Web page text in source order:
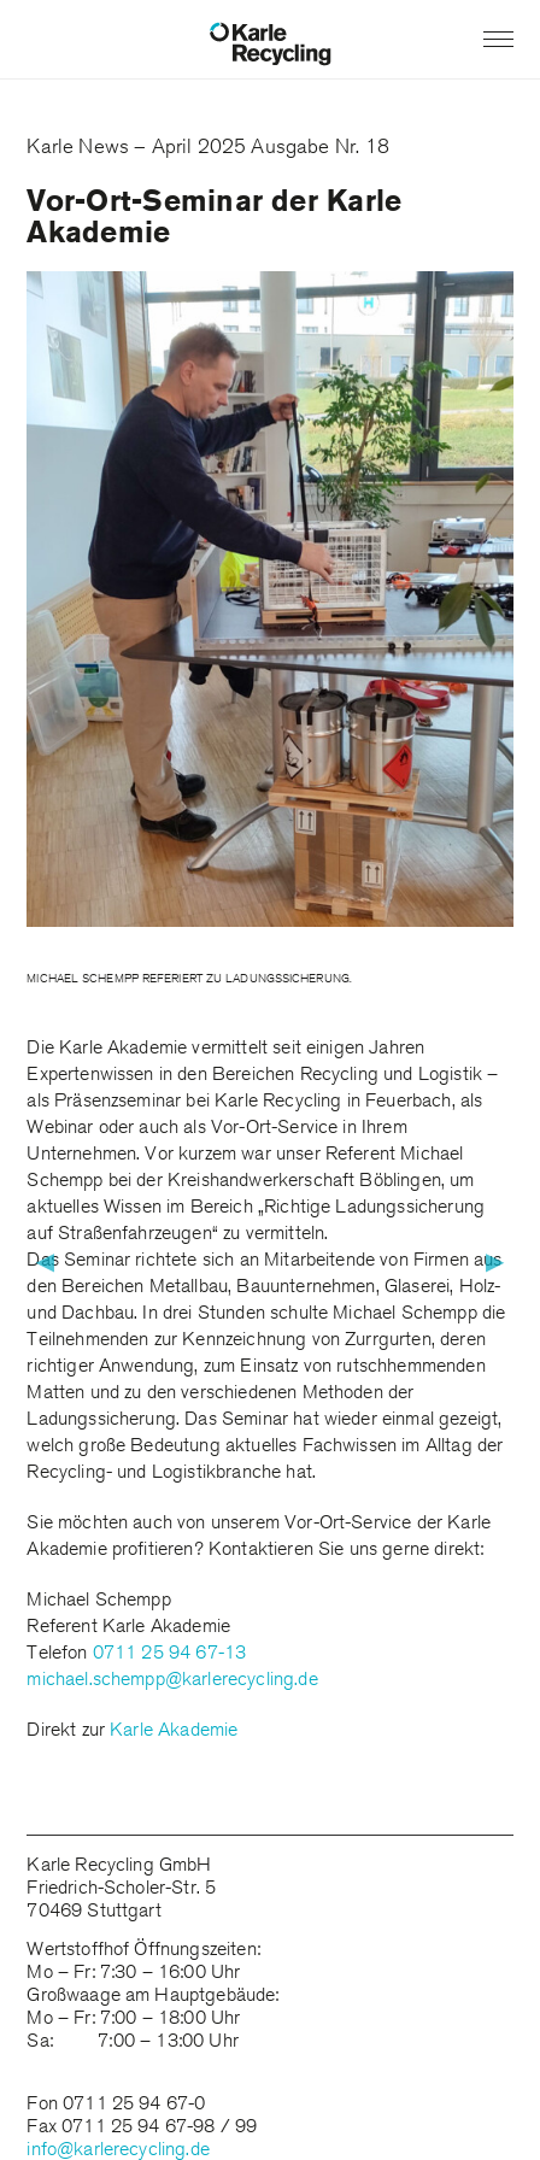
▶ ▶
Karle News – April 2025 Ausgabe Nr. 18
Vor-Ort-Seminar der Karle
Akademie
MICHAEL SCHEMPP REFERIERT ZU LADUNGSSICHERUNG.
Die Karle Akademie vermittelt seit einigen Jahren
Expertenwissen in den Bereichen Recycling und Logistik –
als Präsenzseminar bei Karle Recycling in Feuerbach, als
Webinar oder auch als Vor-Ort-Service in Ihrem
Unternehmen. Vor kurzem war unser Referent Michael
Schempp bei der Kreishandwerkerschaft Böblingen, um
aktuelles Wissen im Bereich „Richtige Ladungssicherung
auf Straßenfahrzeugen“ zu vermitteln.
Das Seminar richtete sich an Mitarbeitende von Firmen aus
den Bereichen Metallbau, Bauunternehmen, Glaserei, Holz-
und Dachbau. In drei Stunden schulte Michael Schempp die
Teilnehmenden zur Kennzeichnung von Zurrgurten, deren
richtiger Anwendung, zum Einsatz von rutschhemmenden
Matten und zu den verschiedenen Methoden der
Ladungssicherung. Das Seminar hat wieder einmal gezeigt,
welch große Bedeutung aktuelles Fachwissen im Alltag der
Recycling- und Logistikbranche hat.
Sie möchten auch von unserem Vor-Ort-Service der Karle
Akademie profitieren? Kontaktieren Sie uns gerne direkt:
Michael Schempp
Referent Karle Akademie
Telefon 0711 25 94 67-13
michael.schempp@karlerecycling.de
Direkt zur Karle Akademie
Karle Recycling GmbH
Friedrich-Scholer-Str. 5
70469 Stuttgart
Wertstoffhof Öffnungszeiten:
Mo – Fr: 7:30 – 16:00 Uhr
Großwaage am Hauptgebäude:
Mo – Fr: 7:00 – 18:00 Uhr
Sa: 7:00 – 13:00 Uhr
Fon 0711 25 94 67-0
Fax 0711 25 94 67-98 / 99
info@karlerecycling.de